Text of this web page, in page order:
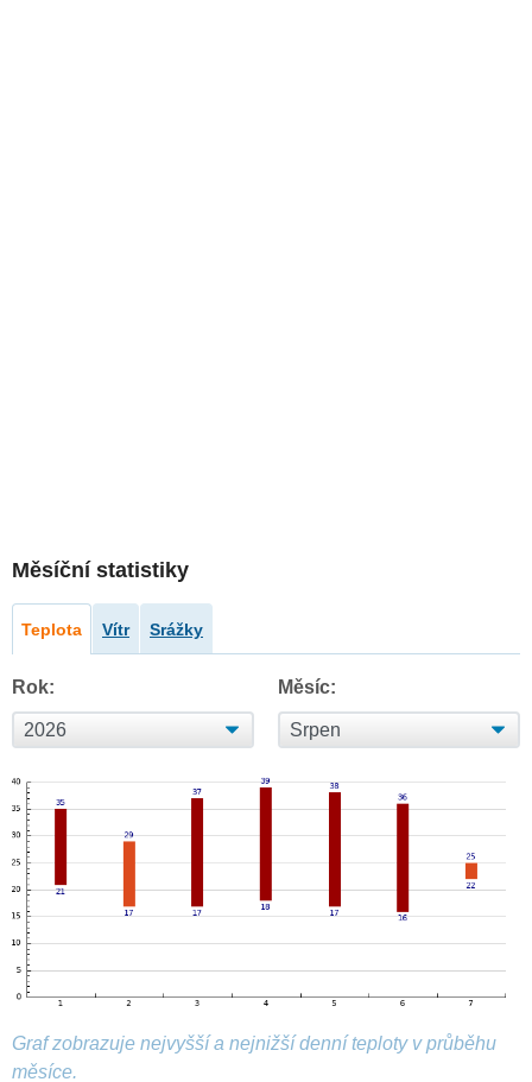
Měsíční statistiky
Teplota Vítr Srážky
Rok: Měsíc:
Graf zobrazuje nejvyšší a nejnižší denní teploty v průběhu
měsíce.